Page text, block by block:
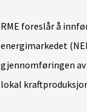
RME foreslår å
energimarkedet
gjennomføringen
lokal